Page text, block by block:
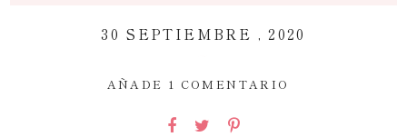
30 SEPTIEMBRE , 2020
AÑADE 1 COMENTARIO